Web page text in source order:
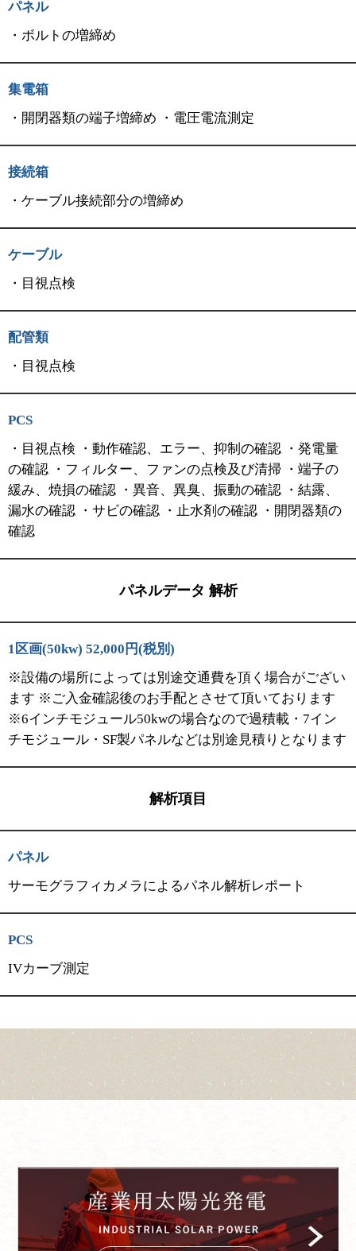
パネル
・ボルトの増締め
集電箱
・開閉器類の端子増締め ・電圧電流測定
接続箱
・ケーブル接続部分の増締め
ケーブル
・目視点検
配管類
・目視点検
PCS
・目視点検 ・動作確認、エラー、抑制の確認 ・発電量
の確認 ・フィルター、ファンの点検及び清掃 ・端子の
緩み、焼損の確認 ・異音、異臭、振動の確認 ・結露、
漏水の確認 ・サビの確認 ・止水剤の確認 ・開閉器類の
確認
パネルデータ 解析
1区画(50kw) 52,000円(税別)
※設備の場所によっては別途交通費を頂く場合がござい
ます ※ご入金確認後のお手配とさせて頂いております
※6インチモジュール50kwの場合なので過積載・7イン
チモジュール・SF製パネルなどは別途見積りとなります
解析項目
パネル
サーモグラフィカメラによるパネル解析レポート
PCS
IVカーブ測定